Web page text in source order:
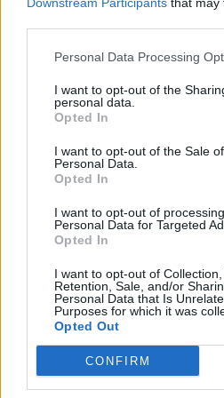
Personal Data Processing
I want to opt-out of the
personal data.
Opted In
I want to opt-out of the Sale
Personal Data.
Opted In
I want to opt-out of
Personal Data for Targeted
Opted In
I want to opt-out of Collection,
Retention, Sale, and/or
Personal Data that Is
Purposes for which it was
Opted Out
CONFIRM
https://multiup.org/
https://multiup.org/
Seconde Guerre mondiale
1939-1945
Comédie
La British Compagnie
https://multiup.org/
1966
La grande vadrouille
https://multiup.org/